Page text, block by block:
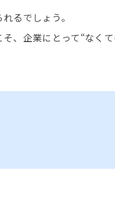
るでしょう。
、企業にとって“なく